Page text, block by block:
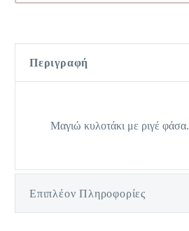
Περιγραφή
Μαγιώ κυλοτάκι με ριγέ φάσα.
Επιπλέον Πληροφορίες